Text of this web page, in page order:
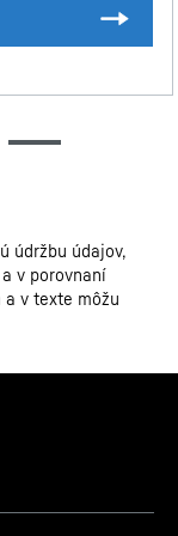
je hladko
mieste vždy,
je
každej
škodlivé
chuťou.
údržbu údajov,
v porovnaní
v texte môžu